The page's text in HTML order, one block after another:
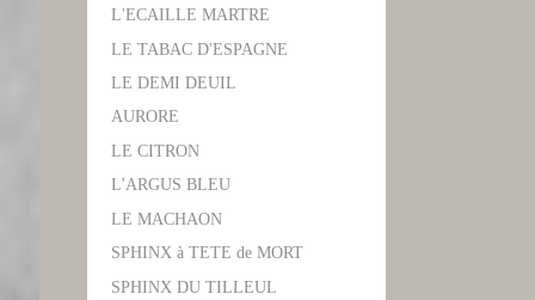
L'ECAILLE MARTRE
LE TABAC D'ESPAGNE
LE DEMI DEUIL
AURORE
LE CITRON
L'ARGUS BLEU
LE MACHAON
SPHINX à TETE de MORT
SPHINX DU TILLEUL